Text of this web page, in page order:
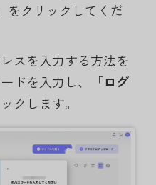
をクリックしてくだ
スを入力する方法を
ドを入力し、「ログ
クします。